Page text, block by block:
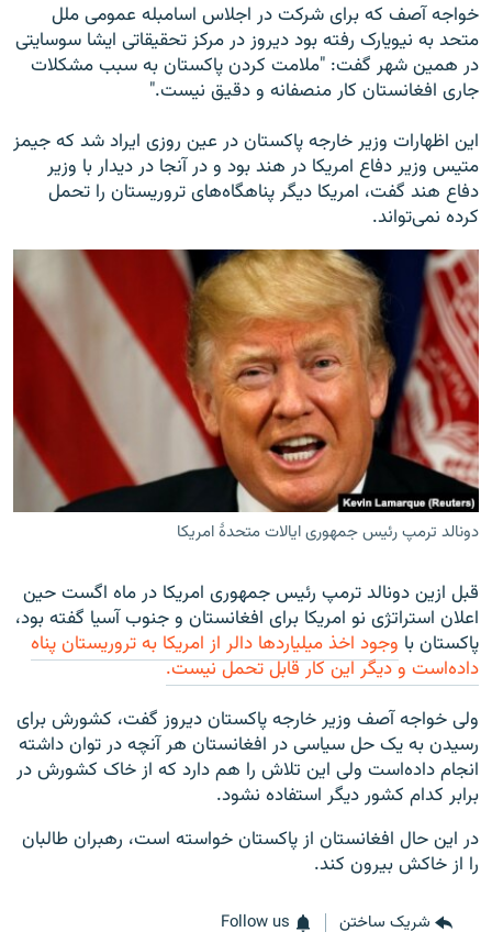
خواجه آصف که برای شرکت در اجلاس اسامبله عمومی ملل
متحد به نیویارک رفته بود دیروز در مرکز تحقیقاتی ایشا سوسایتی
در همین شهر گفت: "ملامت کردن پاکستان به سبب مشکلات
جاری افغانستان کار منصفانه و دقیق نیست."
این اظهارات وزیر خارجه پاکستان در عین روزی ایراد شد که جیمز
متیس وزیر دفاع امریکا در هند بود و در آنجا در دیدار با وزیر
دفاع هند گفت، امریکا دیگر پناهگاه‌های تروریستان را تحمل
کرده نمی‌تواند.
دونالد ترمپ رئیس جمهوری ایالات متحدۀ امریکا
قبل ازین دونالد ترمپ رئیس جمهوری امریکا در ماه اگست حین
اعلان استراتژی نو امریکا برای افغانستان و جنوب آسیا گفته بود،
پاکستان با وجود اخذ میلیارد‌ها دالر از امریکا به تروریستان پناه
داده‌است و دیگر این کار قابل تحمل نیست.
ولی خواجه آصف وزیر خارجه پاکستان دیروز گفت، کشورش برای
رسیدن به یک حل سیاسی در افغانستان هر آنچه در توان داشته
انجام داده‌است ولی این تلاش را هم دارد که از خاک کشورش در
برابر کدام کشور دیگر استفاده نشود.
در این حال افغانستان از پاکستان خواسته است، رهبران طالبان
را از خاکش بیرون کند.
شریک ساختن Follow us